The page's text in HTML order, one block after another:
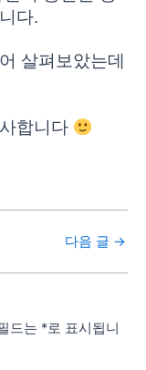
다.
살펴보았는데
합니다
다음 글 →
드는 *로 표시됩니